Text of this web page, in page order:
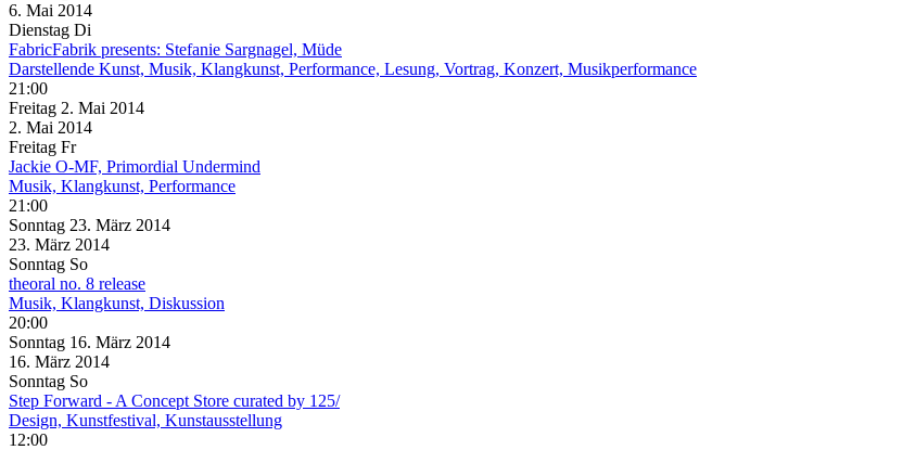
6. Mai 2014
Dienstag Di
FabricFabrik presents: Stefanie Sargnagel, Müde
Darstellende Kunst, Musik, Klangkunst, Performance, Lesung, Vortrag, Konzert, Musikperformance
21:00
Freitag 2. Mai 2014
2. Mai 2014
Freitag Fr
Jackie O-MF, Primordial Undermind
Musik, Klangkunst, Performance
21:00
Sonntag 23. März 2014
23. März 2014
Sonntag So
theoral no. 8 release
Musik, Klangkunst, Diskussion
20:00
Sonntag 16. März 2014
16. März 2014
Sonntag So
Step Forward - A Concept Store curated by 125/
Design, Kunstfestival, Kunstausstellung
12:00